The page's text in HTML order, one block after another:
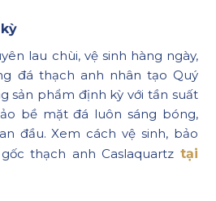
lau chùi, vệ sinh hàng ngày,
đá thạch anh nhân tạo Quý
sản phẩm định kỳ với tần suất
bề mặt đá luôn sáng bóng,
đầu. Xem cách vệ sinh, bảo
thạch anh Caslaquartz tại